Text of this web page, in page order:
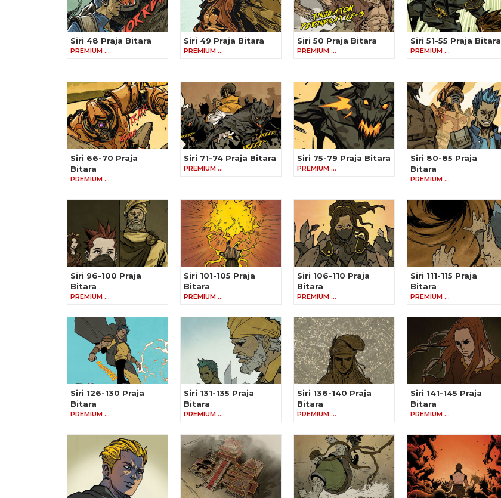
Siri 48 Praja Bitara
PREMIUM …
Siri 49 Praja Bitara
PREMIUM …
Siri 50 Praja Bitara
PREMIUM …
Siri 51-55 Praja Bitara
PREMIUM …
Siri 66-70 Praja
Bitara
PREMIUM …
Siri 71-74 Praja Bitara
PREMIUM …
Siri 75-79 Praja Bitara
PREMIUM …
Siri 80-85 Praja
Bitara
PREMIUM …
Siri 96-100 Praja
Bitara
PREMIUM …
Siri 101-105 Praja
Bitara
PREMIUM …
Siri 106-110 Praja
Bitara
PREMIUM …
Siri 111-115 Praja
Bitara
PREMIUM …
Siri 126-130 Praja
Bitara
PREMIUM …
Siri 131-135 Praja
Bitara
PREMIUM …
Siri 136-140 Praja
Bitara
PREMIUM …
Siri 141-145 Praja
Bitara
PREMIUM …